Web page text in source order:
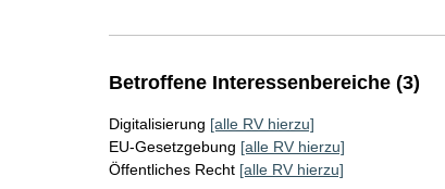
Betroffene Interessenbereiche (3)
Digitalisierung [alle RV hierzu]
EU-Gesetzgebung [alle RV hierzu]
Öffentliches Recht [alle RV hierzu]